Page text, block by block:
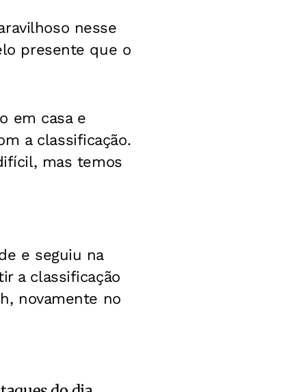
nesse
presente que o
em casa e
a classificação.
mas temos
e seguiu na
a classificação
novamente no